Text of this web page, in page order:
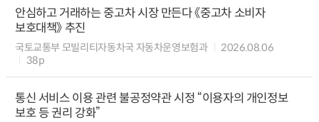
안심하고 거래하는 중고차 시장 만든다 《중고차 소비자
보호대책》 추진
국토교통부 모빌리티자동차국 자동차운영보험과
2026.08.06
38p
통신 서비스 이용 관련 불공정약관 시정 “이용자의 개인정보
보호 등 권리 강화”